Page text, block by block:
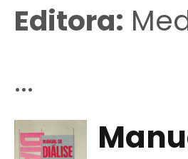
Editora:
...